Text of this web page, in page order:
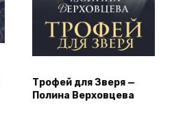
Трофей для Зверя —
Полина Верховцева